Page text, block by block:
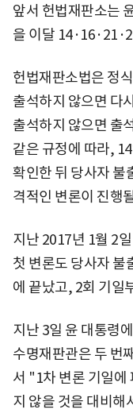
앞서 헌법재판소는
을 이달
헌법재판소법은 정
출석하지 않으면 다
출석하지 않으면 출
같은 규정에 따라,
확인한 뒤 당사자 불
격적인 변론이 진행
지난 2017년 1월 2
첫 변론도 당사자 불
에 끝났고, 2회 기일
지난 3일 윤 대통령
수명재판관은 두 번
서 "1차 변론 기일에
지 않을 것을 대비해